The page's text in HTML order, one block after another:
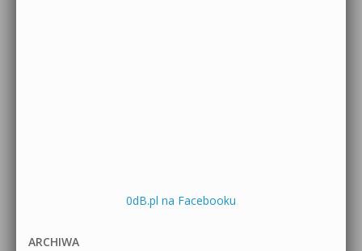
0dB.pl na Facebooku
ARCHIWA